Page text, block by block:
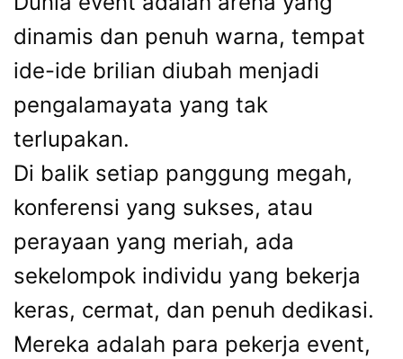
dinamis dan penuh warna, tempat
ide-ide brilian diubah menjadi
pengalamayata yang tak
terlupakan.
Di balik setiap panggung megah,
konferensi yang sukses, atau
perayaan yang meriah, ada
sekelompok individu yang bekerja
keras, cermat, dan penuh dedikasi.
Mereka adalah para pekerja event,